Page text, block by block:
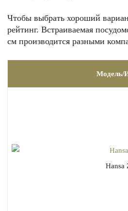
Чтобы выбрать хороший
рейтинг. Встраиваемая
см производится разными
Модель/
Hansa